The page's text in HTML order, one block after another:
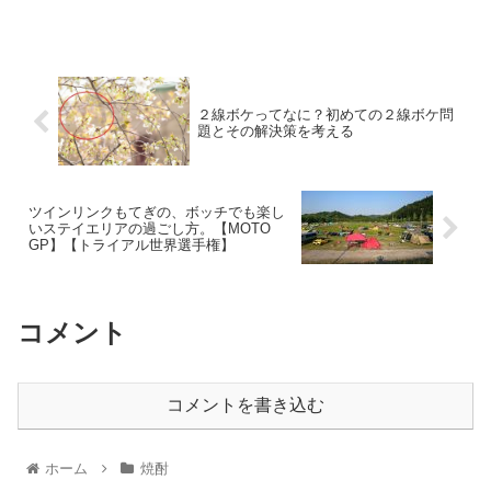
２線ボケってなに？初めての２線ボケ問
題とその解決策を考える
ツインリンクもてぎの、ボッチでも楽し
いステイエリアの過ごし方。【MOTO
GP】【トライアル世界選手権】
コメント
コメントを書き込む
ホーム 焼酎